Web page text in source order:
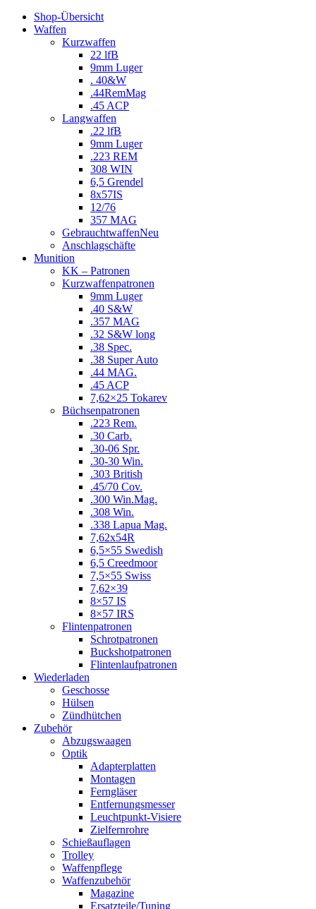
Shop-Übersicht
Waffen
Kurzwaffen
22 lfB
9mm Luger
. 40&W
.44RemMag
.45 ACP
Langwaffen
.22 lfB
9mm Luger
.223 REM
308 WIN
6,5 Grendel
8x57IS
12/76
357 MAG
GebrauchtwaffenNeu
Anschlagschäfte
Munition
KK – Patronen
Kurzwaffenpatronen
9mm Luger
.40 S&W
.357 MAG
.32 S&W long
.38 Spec.
.38 Super Auto
.44 MAG.
.45 ACP
7,62×25 Tokarev
Büchsenpatronen
.223 Rem.
.30 Carb.
.30-06 Spr.
.30-30 Win.
.303 British
.45/70 Cov.
.300 Win.Mag.
.308 Win.
.338 Lapua Mag.
7,62x54R
6,5×55 Swedish
6,5 Creedmoor
7,5×55 Swiss
7,62×39
8×57 IS
8×57 IRS
Flintenpatronen
Schrotpatronen
Buckshotpatronen
Flintenlaufpatronen
Wiederladen
Geschosse
Hülsen
Zündhütchen
Zubehör
Abzugswaagen
Optik
Adapterplatten
Montagen
Ferngläser
Entfernungsmesser
Leuchtpunkt-Visiere
Zielfernrohre
Schießauflagen
Trolley
Waffenpflege
Waffenzubehör
Magazine
Ersatzteile/Tuning